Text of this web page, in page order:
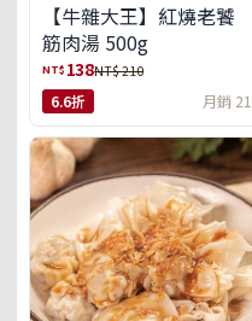
【牛雜大王】紅燒老饕
筋肉湯 500g
NT$ 138NT$ 210
6.6折 月銷 21